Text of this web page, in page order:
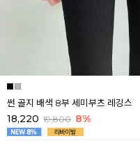
썬 골지 배색 8부 세미부츠 레깅스
18,220 19,800 8%